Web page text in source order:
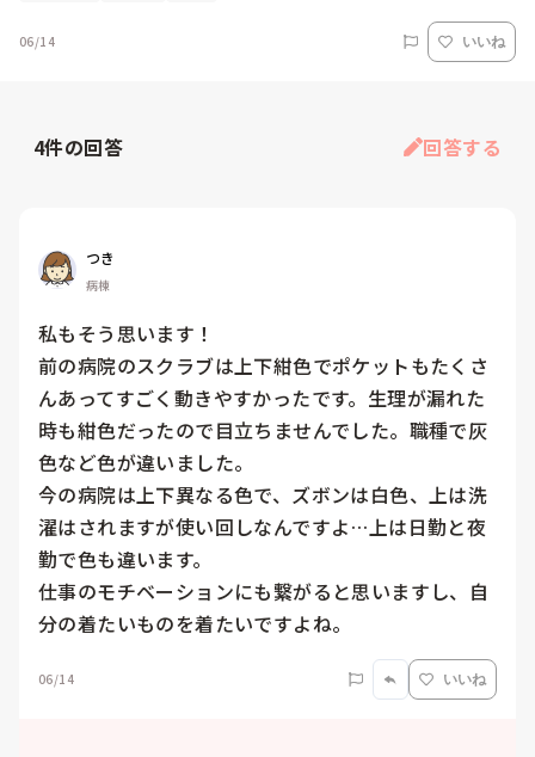
06/14 いいね
4件の回答 回答する
つき
病棟
私もそう思います！
前の病院のスクラブは上下紺色でポケットもたくさ
んあってすごく動きやすかったです。生理が漏れた
時も紺色だったので目立ちませんでした。職種で灰
色など色が違いました。
今の病院は上下異なる色で、ズボンは白色、上は洗
濯はされますが使い回しなんですよ…上は日勤と夜
勤で色も違います。
仕事のモチベーションにも繋がると思いますし、自
分の着たいものを着たいですよね。
06/14 いいね